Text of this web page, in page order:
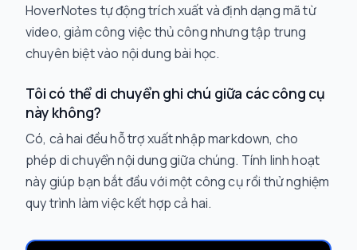
HoverNotes tự động trích xuất và định dạng mã từ
video, giảm công việc thủ công nhưng tập trung
chuyên biệt vào nội dung bài học.
Tôi có thể di chuyển ghi chú giữa các công cụ
này không?
Có, cả hai đều hỗ trợ xuất nhập markdown, cho
phép di chuyển nội dung giữa chúng. Tính linh hoạt
này giúp bạn bắt đầu với một công cụ rồi thử nghiệm
quy trình làm việc kết hợp cả hai.